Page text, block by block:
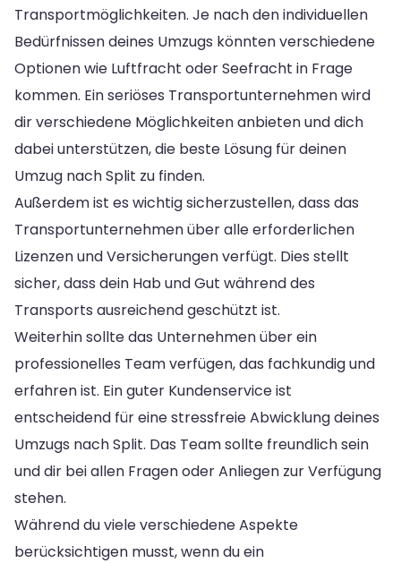
Transportmöglichkeiten. Je nach den individuellen
Bedürfnissen deines Umzugs könnten verschiedene
Optionen wie Luftfracht oder Seefracht in Frage
kommen. Ein seriöses Transportunternehmen wird
dir verschiedene Möglichkeiten anbieten und dich
dabei unterstützen, die beste Lösung für deinen
Umzug nach Split zu finden.
Außerdem ist es wichtig sicherzustellen, dass das
Transportunternehmen über alle erforderlichen
Lizenzen und Versicherungen verfügt. Dies stellt
sicher, dass dein Hab und Gut während des
Transports ausreichend geschützt ist.
Weiterhin sollte das Unternehmen über ein
professionelles Team verfügen, das fachkundig und
erfahren ist. Ein guter Kundenservice ist
entscheidend für eine stressfreie Abwicklung deines
Umzugs nach Split. Das Team sollte freundlich sein
und dir bei allen Fragen oder Anliegen zur Verfügung
stehen.
Während du viele verschiedene Aspekte
berücksichtigen musst, wenn du ein